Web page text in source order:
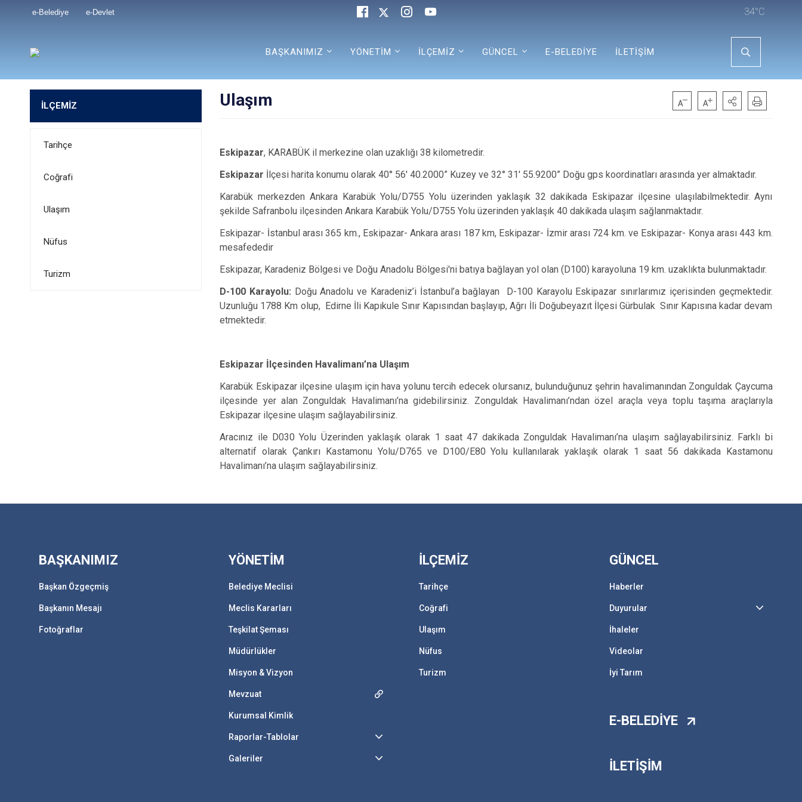
e-Belediye e-Devlet 34°C
BAŞKANIMIZ YÖNETİM İLÇEMİZ GÜNCEL E-BELEDİYE İLETİŞİM
İLÇEMİZ
Tarihçe
Coğrafi
Ulaşım
Nüfus
Turizm
Ulaşım
Eskipazar, KARABÜK il merkezine olan uzaklığı 38 kilometredir.
Eskipazar İlçesi harita konumu olarak 40° 56′ 40.2000” Kuzey ve 32° 31′ 55.9200” Doğu gps koordinatları arasında yer almaktadır.
Karabük merkezden Ankara Karabük Yolu/D755 Yolu üzerinden yaklaşık 32 dakikada Eskipazar ilçesine ulaşılabilmektedir. Aynı
şekilde Safranbolu ilçesinden Ankara Karabük Yolu/D755 Yolu üzerinden yaklaşık 40 dakikada ulaşım sağlanmaktadır.
Eskipazar- İstanbul arası 365 km., Eskipazar- Ankara arası 187 km, Eskipazar- İzmir arası 724 km. ve Eskipazar- Konya arası 443 km.
mesafededir
Eskipazar, Karadeniz Bölgesi ve Doğu Anadolu Bölgesi'ni batıya bağlayan yol olan (D100) karayoluna 19 km. uzaklıkta bulunmaktadır.
D-100 Karayolu: Doğu Anadolu ve Karadeniz’i İstanbul’a bağlayan D-100 Karayolu Eskipazar sınırlarımız içerisinden geçmektedir.
Uzunluğu 1788 Km olup, Edirne İli Kapıkule Sınır Kapısından başlayıp, Ağrı İli Doğubeyazıt İlçesi Gürbulak Sınır Kapısına kadar devam
etmektedir.
Eskipazar İlçesinden Havalimanı’na Ulaşım
Karabük Eskipazar ilçesine ulaşım için hava yolunu tercih edecek olursanız, bulunduğunuz şehrin havalimanından Zonguldak Çaycuma
ilçesinde yer alan Zonguldak Havalimanı’na gidebilirsiniz. Zonguldak Havalimanı’ndan özel araçla veya toplu taşıma araçlarıyla
Eskipazar ilçesine ulaşım sağlayabilirsiniz.
Aracınız ile D030 Yolu Üzerinden yaklaşık olarak 1 saat 47 dakikada Zonguldak Havalimanı’na ulaşım sağlayabilirsiniz. Farklı bi
alternatif olarak Çankırı Kastamonu Yolu/D765 ve D100/E80 Yolu kullanılarak yaklaşık olarak 1 saat 56 dakikada Kastamonu
Havalimanı’na ulaşım sağlayabilirsiniz.
BAŞKANIMIZ
Başkan Özgeçmiş
Başkanın Mesajı
Fotoğraflar
YÖNETİM
Belediye Meclisi
Meclis Kararları
Teşkilat Şeması
Müdürlükler
Misyon & Vizyon
Mevzuat
Kurumsal Kimlik
Raporlar-Tablolar
Galeriler
İLÇEMİZ
Tarihçe
Coğrafi
Ulaşım
Nüfus
Turizm
GÜNCEL
Haberler
Duyurular
İhaleler
Videolar
İyi Tarım
E-BELEDİYE
İLETİŞİM